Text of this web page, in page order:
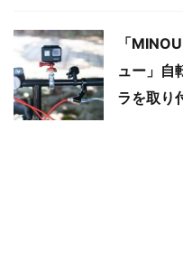
「
ュー」自
ラを取り